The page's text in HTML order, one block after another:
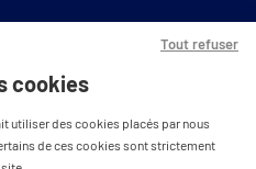
cookies
utiliser des cookies placés par nous
de ces cookies sont strictement
Tout refuser